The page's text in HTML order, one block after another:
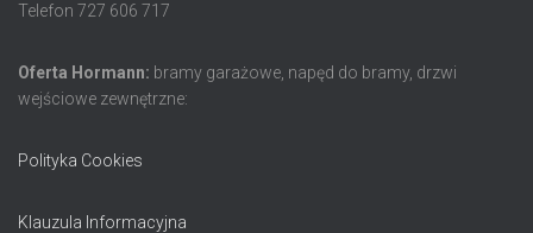
Telefon 727 606 717
Oferta Hormann: bramy garażowe, napęd do bramy, drzwi
wejściowe zewnętrzne:
Polityka Cookies
Klauzula Informacyjna